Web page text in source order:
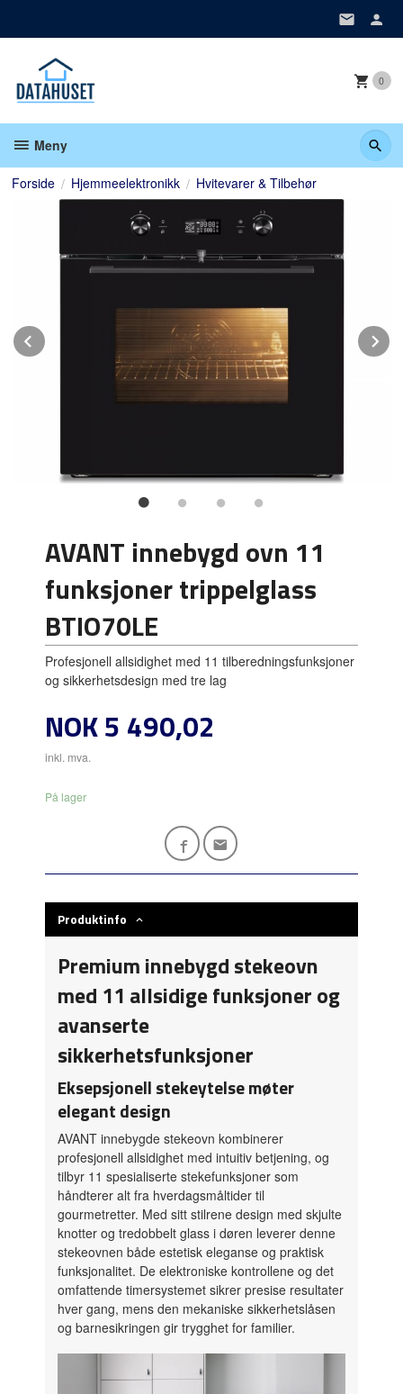
0
Meny
Forside Hjemmeelektronikk Hvitevarer & Tilbehør
Prev
AVANT innebygd ovn 11
funksjoner trippelglass
BTIO70LE
Profesjonell allsidighet med 11 tilberedningsfunksjoner
og sikkerhetsdesign med tre lag
Pris
NOK5 490,02
inkl. mva.
På lager
Produktinfo
Premium innebygd stekeovn
med 11 allsidige funksjoner og
avanserte
sikkerhetsfunksjoner
Eksepsjonell stekeytelse møter
elegant design
AVANT innebygde stekeovn kombinerer
profesjonell allsidighet med intuitiv betjening, og
tilbyr 11 spesialiserte stekefunksjoner som
håndterer alt fra hverdagsmåltider til
gourmetretter. Med sitt stilrene design med skjulte
knotter og tredobbelt glass i døren leverer denne
stekeovnen både estetisk eleganse og praktisk
funksjonalitet. De elektroniske kontrollene og det
omfattende timersystemet sikrer presise resultater
hver gang, mens den mekaniske sikkerhetslåsen
og barnesikringen gir trygghet for familier.